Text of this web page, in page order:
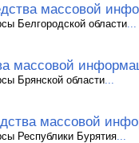
массовой
Белгородской области
массовой
Брянской области
массовой
Республики Бурятия